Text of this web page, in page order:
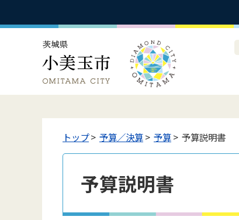
トップ> 予算／決算> 予算> 予算説明書
予算説明書